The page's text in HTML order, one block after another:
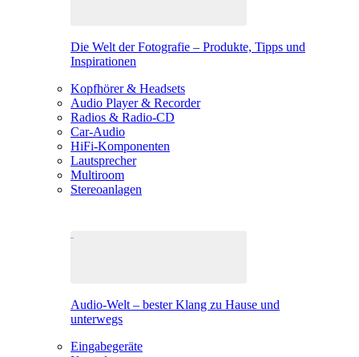
Die Welt der Fotografie – Produkte, Tipps und
Inspirationen
Kopfhörer & Headsets
Audio Player & Recorder
Radios & Radio-CD
Car-Audio
HiFi-Komponenten
Lautsprecher
Multiroom
Stereoanlagen
Audio-Welt – bester Klang zu Hause und
unterwegs
Eingabegeräte